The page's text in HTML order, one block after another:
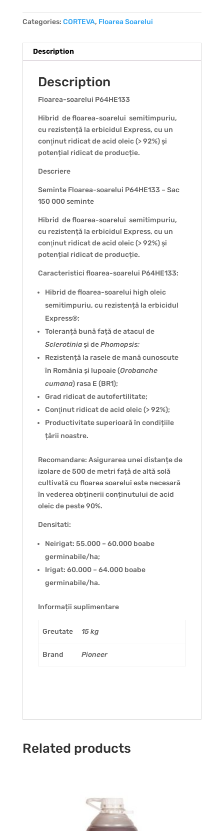
Categories: CORTEVA, Floarea Soarelui
Description
Description
Floarea-soarelui P64HE133
Hibrid de floarea-soarelui semitimpuriu,
cu rezistență la erbicidul Express, cu un
conţinut ridicat de acid oleic (> 92%) și
potențial ridicat de producție.
Descriere
Seminte Floarea-soarelui P64HE133 – Sac
150 000 seminte
Hibrid de floarea-soarelui semitimpuriu,
cu rezistență la erbicidul Express, cu un
conţinut ridicat de acid oleic (> 92%) și
potențial ridicat de producție.
Caracteristici floarea-soarelui P64HE133:
Hibrid de floarea-soarelui high oleic
semitimpuriu, cu rezistență la erbicidul
Express®;
Toleranță bună față de atacul de
Sclerotiniași dePhomopsis;
Rezistență la rasele de mană cunoscute
în România și lupoaie (Orobanche
cumana) rasa E (BR1);
Grad ridicat de autofertilitate;
Conţinut ridicat de acid oleic (> 92%);
Productivitate superioară în condițiile
țării noastre.
Recomandare: Asigurarea unei distanțe de
izolare de 500 de metri față de altă solă
cultivată cu floarea soarelui este necesară
în vederea obținerii conținutului de acid
oleic de peste 90%.
Densitati:
Neirigat: 55.000 – 60.000 boabe
germinabile/ha;
Irigat: 60.000 – 64.000 boabe
germinabile/ha.
Informații suplimentare
Greutate 15 kg
Brand Pioneer
Related products